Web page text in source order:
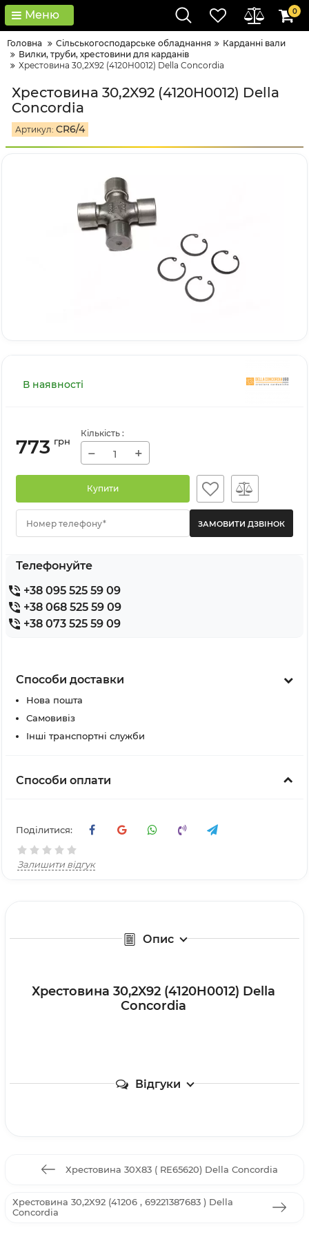
Меню 0
Головна Сільськогосподарське обладнання
Карданні вали
Вилки, труби, хрестовини для карданів
Хрестовина 30,2X92 (4120H0012) Della Concordia
Хрестовина 30,2X92 (4120H0012) Della
Concordia
Артикул: CR6/4
В наявності
773 грн
Кількість :
− +
Купити
Номер телефону*
Телефонуйте
+38 095 525 59 09
+38 068 525 59 09
+38 073 525 59 09
Способи доставки
Нова пошта
Самовивіз
Інші транспортні служби
Способи оплати
Поділитися:
Залишити відгук
Опис
Хрестовина 30,2X92 (4120H0012) Della
Concordia
Відгуки
Хрестовина 30X83 ( RE65620) Della Concordia
Хрестовина 30,2X92 (41206 , 69221387683 ) Della
Concordia